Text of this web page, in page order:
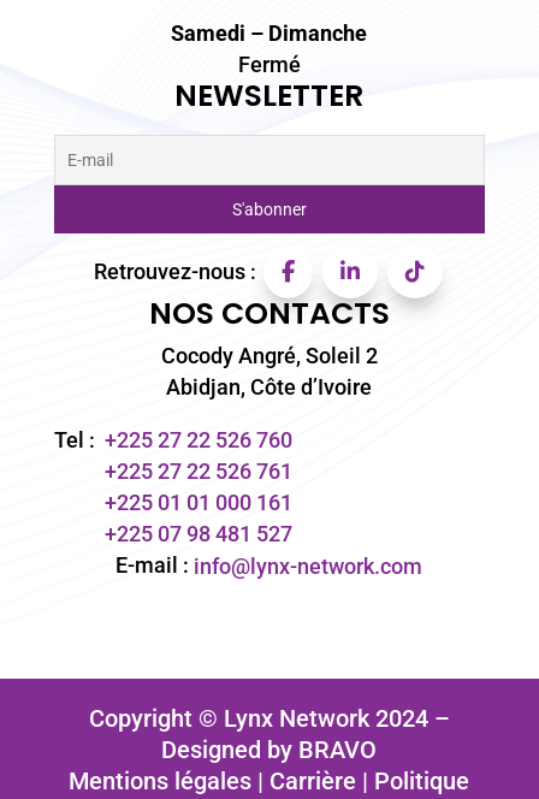
Samedi – Dimanche
Fermé
NEWSLETTER
Retrouvez-nous :
NOS CONTACTS
Cocody Angré, Soleil 2
Abidjan, Côte d’Ivoire
Tel : +225 27 22 526 760
+225 27 22 526 761
+225 01 01 000 161
+225 07 98 481 527
E-mail : info@lynx-network.com
Copyright © Lynx Network 2024 –
Designed by BRAVO
Mentions légales | Carrière | Politique